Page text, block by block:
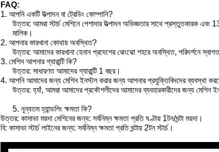
FAQ:
1. আপনি একটি উত্পাদন বা ট্রেডিং কোম্পানি?
উত্তর: আমরা স্টার্চ মেশিনে পেশাদার উত্পাদন অভিজ্ঞতার সাথে প্রস্তুতকারক
মালিক।
2. আপনার কারখানা কোথায় অবস্থিত?
উত্তর: আমাদের কারখানা হেনান প্রদেশের ঝেংঝো শহরে অবস্থিত, পরিদর্শনে
3. মেশিন আপনার গ্যারান্টি কি?
উত্তর: সাধারণত আমাদের গ্যারান্টি 1 বছর।
4. আপনি আমাদের জন্য মেশিন ইনস্টল করার জন্য আপনার প্রযুক্তিবিদদের ব্যবস্থা
উত্তর: হ্যাঁ, আমরা আমাদের প্রকৌশলীদের আমাদের ব্যবহারকারীদের জন্য মেশিন
5. নূন্যতম হ্যান্ডলিং ক্ষমতা কি?
উত্তর: কাসাভা ময়দা মেশিনের জন্য: সর্বনিম্ন ক্ষমতা প্রতি ঘণ্টায় 1টন/ঘন্টা ময়দা।
বি: কাসাভা স্টার্চ লাইনের জন্য: সর্বনিম্ন ক্ষমতা প্রতি ঘন্টায় 2টন স্টার্চ।